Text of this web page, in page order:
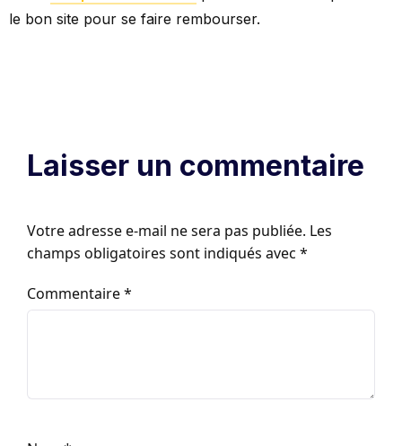
le bon site pour se faire rembourser.
Laisser un commentaire
Votre adresse e-mail ne sera pas publiée. Les
champs obligatoires sont indiqués avec *
Commentaire*